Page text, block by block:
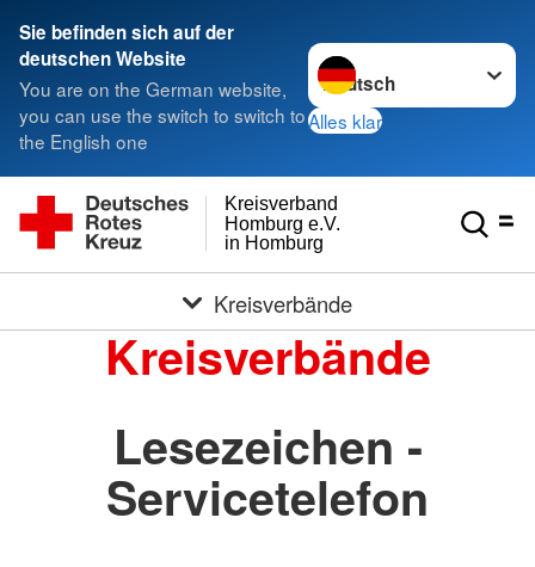
Sie befinden sich auf der
deutschen Website
You are on the German website,
you can use the switch to switch to
the English one
Sprache wechseln zu
Alles klar
in Homburg
Homburg e.V.
Kreisverband
Kreisverbände
Kreisverbände
Lesezeichen -
Servicetelefon